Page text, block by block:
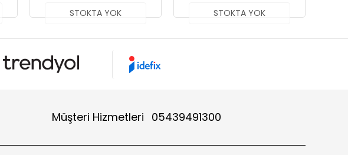
STOKTA YOK STOKTA YOK
Müşteri Hizmetleri 05439491300